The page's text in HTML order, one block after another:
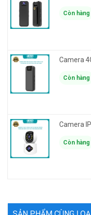
Còn hàng
Còn hàng
Còn hàng